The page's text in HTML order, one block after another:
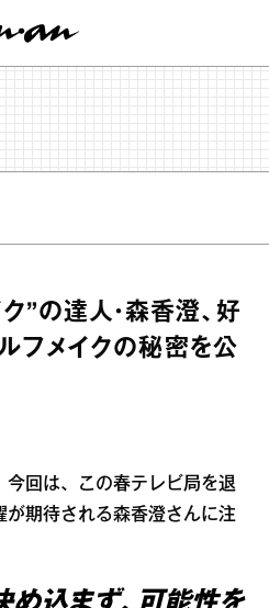
”の達人・森香澄、好
フメイクの秘密を公
今回は、この春テレビ局を退
が期待される森香澄さんに注